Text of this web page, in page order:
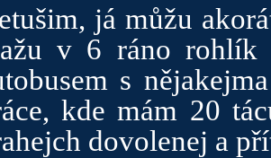
já můžu
v 6 ráno rohlík
s
kde mám 20
dovolenej a